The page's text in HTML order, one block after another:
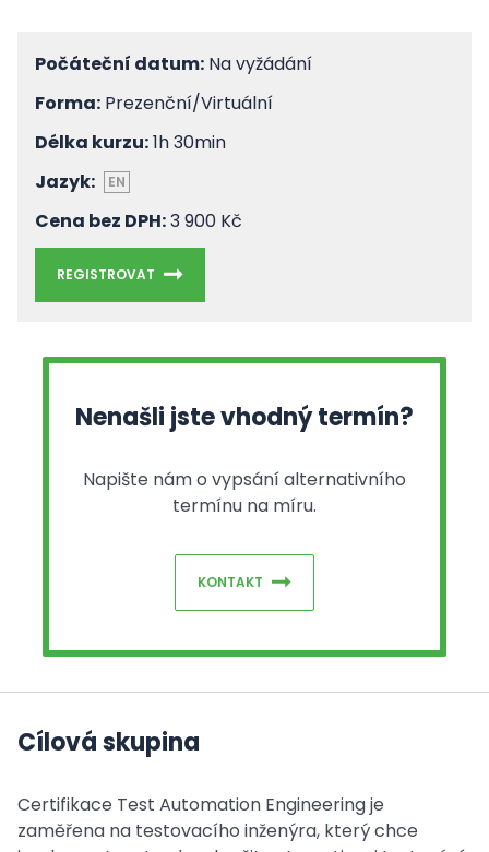
Počáteční datum: Na vyžádání
Forma: Prezenční/Virtuální
Délka kurzu:1h 30min
Jazyk:
EN
Cena bez DPH:3 900 Kč
REGISTROVAT
Nenašli jste vhodný termín?
Napište nám o vypsání alternativního
termínu na míru.
KONTAKT
Cílová skupina
Certifikace Test Automation Engineering je
zaměřena na testovacího inženýra, který chce